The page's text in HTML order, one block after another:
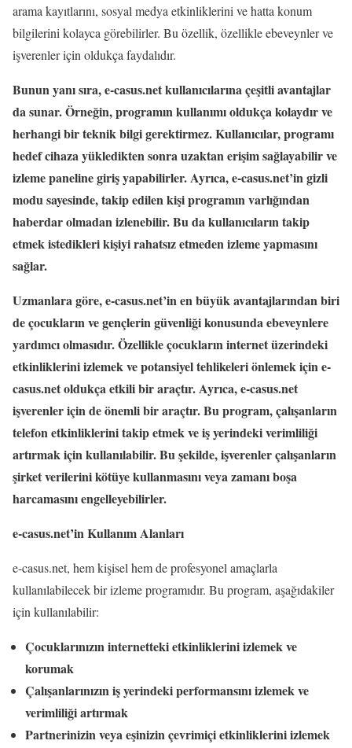
arama kayıtlarını, sosyal medya etkinliklerini ve hatta konum
bilgilerini kolayca görebilirler. Bu özellik, özellikle ebeveynler ve
işverenler için oldukça faydalıdır.
Bunun yanı sıra, e-casus.net kullanıcılarına çeşitli avantajlar
da sunar. Örneğin, programın kullanımı oldukça kolaydır ve
herhangi bir teknik bilgi gerektirmez. Kullanıcılar, programı
hedef cihaza yükledikten sonra uzaktan erişim sağlayabilir ve
izleme paneline giriş yapabilirler. Ayrıca, e-casus.net’in gizli
modu sayesinde, takip edilen kişi programın varlığından
haberdar olmadan izlenebilir. Bu da kullanıcıların takip
etmek istedikleri kişiyi rahatsız etmeden izleme yapmasını
sağlar.
Uzmanlara göre, e-casus.net’in en büyük avantajlarından biri
de çocukların ve gençlerin güvenliği konusunda ebeveynlere
yardımcı olmasıdır. Özellikle çocukların internet üzerindeki
etkinliklerini izlemek ve potansiyel tehlikeleri önlemek için e-
casus.net oldukça etkili bir araçtır. Ayrıca, e-casus.net
işverenler için de önemli bir araçtır. Bu program, çalışanların
telefon etkinliklerini takip etmek ve iş yerindeki verimliliği
artırmak için kullanılabilir. Bu şekilde, işverenler çalışanların
şirket verilerini kötüye kullanmasını veya zamanı boşa
harcamasını engelleyebilirler.
e-casus.net’in Kullanım Alanları
e-casus.net, hem kişisel hem de profesyonel amaçlarla
kullanılabilecek bir izleme programıdır. Bu program, aşağıdakiler
için kullanılabilir:
Çocuklarınızın internetteki etkinliklerini izlemek ve
korumak
Çalışanlarınızın iş yerindeki performansını izlemek ve
verimliliği artırmak
Partnerinizin veya eşinizin çevrimiçi etkinliklerini izlemek